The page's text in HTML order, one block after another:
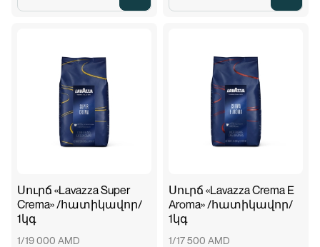
Սուրճ «Lavazza Super
Crema» /հատիկավոր/
1կգ
1/19 000 AMD
Սուրճ «Lavazza Crema E
Aroma» /հատիկավոր/
1կգ
1/17 500 AMD